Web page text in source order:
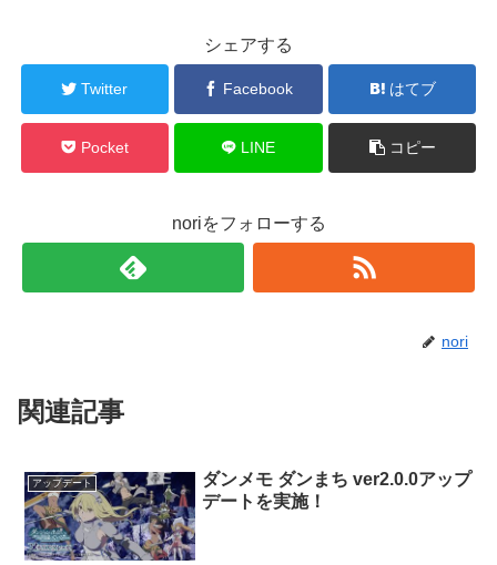
シェアする
Twitter Facebook はてブ
Pocket LINE コピー
noriをフォローする
nori
関連記事
アップデート
ダンメモ ダンまち ver2.0.0アップ
デートを実施！